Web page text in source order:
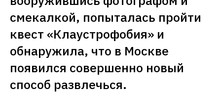
смекалкой, попыталась пройти
квест «Клаустрофобия» и
обнаружила, что в Москве
появился совершенно новый
способ развлечься.